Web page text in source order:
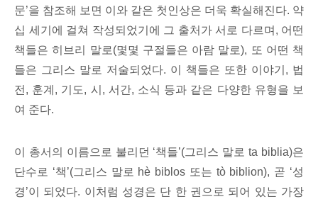
문’을 참조해 보면 이와 같은 첫인상은 더욱 확실해진다. 약
십 세기에 걸쳐 작성되었기에 그 출처가 서로 다르며, 어떤
책들은 히브리 말로(몇몇 구절들은 아람 말로), 또 어떤 책
들은 그리스 말로 저술되었다. 이 책들은 또한 이야기, 법
전, 훈계, 기도, 시, 서간, 소식 등과 같은 다양한 유형을 보
여 준다.
이 총서의 이름으로 불리던 ‘책들’(그리스 말로 ta biblia)은
단수로 ‘책’(그리스 말로 hè biblos 또는 tò biblion), 곧 ‘성
경’이 되었다. 이처럼 성경은 단 한 권으로 되어 있는 가장